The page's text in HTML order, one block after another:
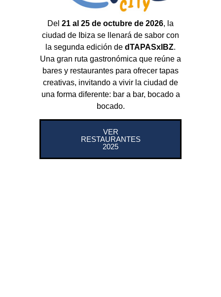
Del 21 al 25 de octubre de 2026, la
ciudad de Ibiza se llenará de sabor con
la segunda edición de dTAPASxIBZ.
Una gran ruta gastronómica que reúne a
bares y restaurantes para ofrecer tapas
creativas, invitando a vivir la ciudad de
una forma diferente: bar a bar, bocado a
bocado.
VER
RESTAURANTES
2025